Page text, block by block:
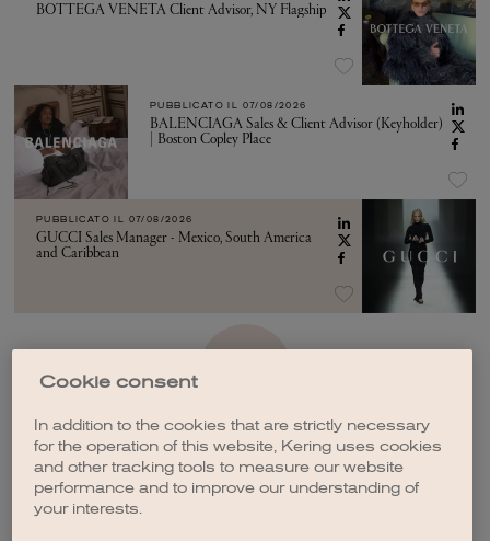
BOTTEGA VENETA Client Advisor, NY Flagship
PUBBLICATO IL 07/08/2026
BALENCIAGA Sales & Client Advisor (Keyholder)
| Boston Copley Place
PUBBLICATO IL 07/08/2026
GUCCI Sales Manager - Mexico, South America
and Caribbean
Cookie consent
In addition to the cookies that are strictly necessary
for the operation of this website, Kering uses cookies
and other tracking tools to measure our website
performance and to improve our understanding of
your interests.